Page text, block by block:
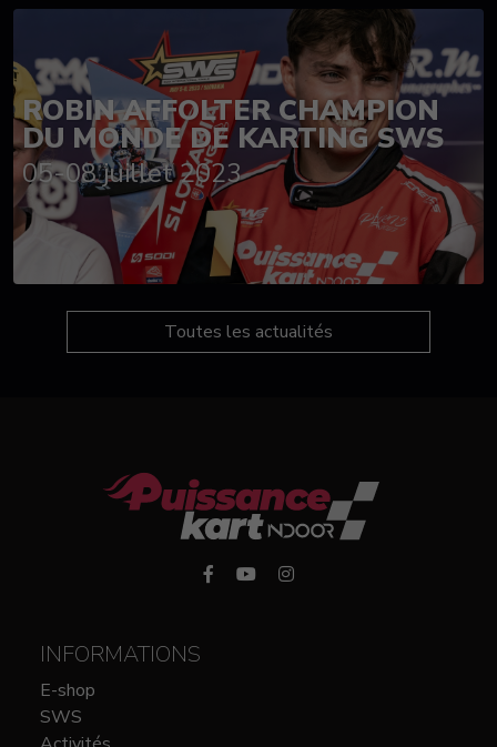
ROBIN AFFOLTER CHAMPION
DU MONDE DE KARTING SWS
05-08 juillet 2023
Toutes les actualités
INFORMATIONS
E-shop
SWS